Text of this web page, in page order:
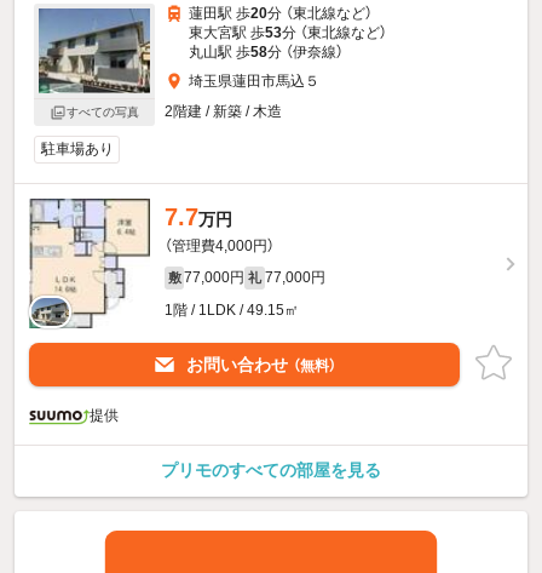
すべての写真
蓮田駅 歩20分 （東北線など）
東大宮駅 歩53分 （東北線など）
丸山駅 歩58分 （伊奈線）
埼玉県蓮田市馬込５
2階建 / 新築 / 木造
駐車場あり
7.7万円
（管理費4,000円）
敷 77,000円 礼 77,000円
1階 / 1LDK / 49.15㎡
お問い合わせ （無料）
提供
プリモのすべての部屋を見る